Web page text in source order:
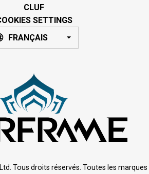
CLUF
SETTINGS
FRANÇAIS
Tous droits réservés. Toutes les marques